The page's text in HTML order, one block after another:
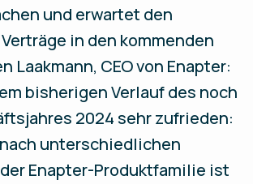
und erwartet den
in den kommenden
Laakmann, CEO von Enapter:
bisherigen Verlauf des noch
2024 sehr zufrieden:
unterschiedlichen
Enapter-Produktfamilie ist